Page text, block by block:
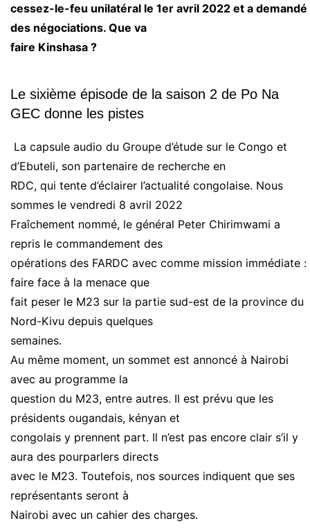
cessez-le-feu unilatéral le 1er avril 2022 et a demandé
des négociations. Que va
faire Kinshasa ?
Le sixième épisode de la saison 2 de Po Na
GEC donne les pistes
La capsule audio du Groupe d’étude sur le Congo et
d’Ebuteli, son partenaire de recherche en
RDC, qui tente d’éclairer l’actualité congolaise. Nous
sommes le vendredi 8 avril 2022
Fraîchement nommé, le général Peter Chirimwami a
repris le commandement des
opérations des FARDC avec comme mission immédiate :
faire face à la menace que
fait peser le M23 sur la partie sud-est de la province du
Nord-Kivu depuis quelques
semaines.
Au même moment, un sommet est annoncé à Nairobi
avec au programme la
question du M23, entre autres. Il est prévu que les
présidents ougandais, kényan et
congolais y prennent part. Il n’est pas encore clair s’il y
aura des pourparlers directs
avec le M23. Toutefois, nos sources indiquent que ses
représentants seront à
Nairobi avec un cahier des charges.